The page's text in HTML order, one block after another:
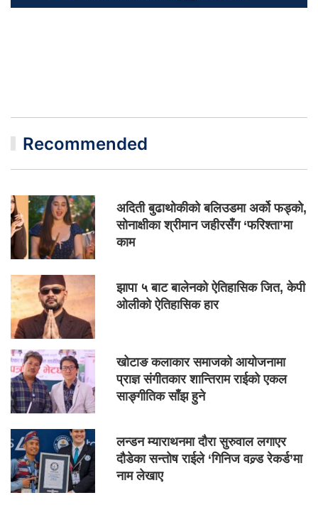
Recommended
अदिती बुढाथोकीको बलिउडमा अर्को फड्को,
सोनाक्षीका श्रीमान जहीरसँग ‘फरिश्ता’मा
काम
झापा ५ बाट बालेनको ऐतिहासिक जित, केपी
ओलीको ऐतिहासिक हार
खोटाङ कलाकार समाजको आयोजनामा
प्राज्ञ संगीतकार शान्तिराम राईको एकल
साङ्गीतिक साँझ हुने
लन्डन म्याराथनमा दौरा सुरुवाल लगाएर
दौडेका सन्तोष राईले ‘गिनिज वल्र्ड रेकर्ड’मा
नाम लेखाए